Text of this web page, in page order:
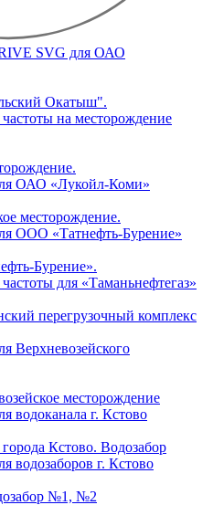
Окатыш".
месторождение.
Бурение».
перегрузочный комплекс
месторождение
Кстово. Водозабор
№1, №2